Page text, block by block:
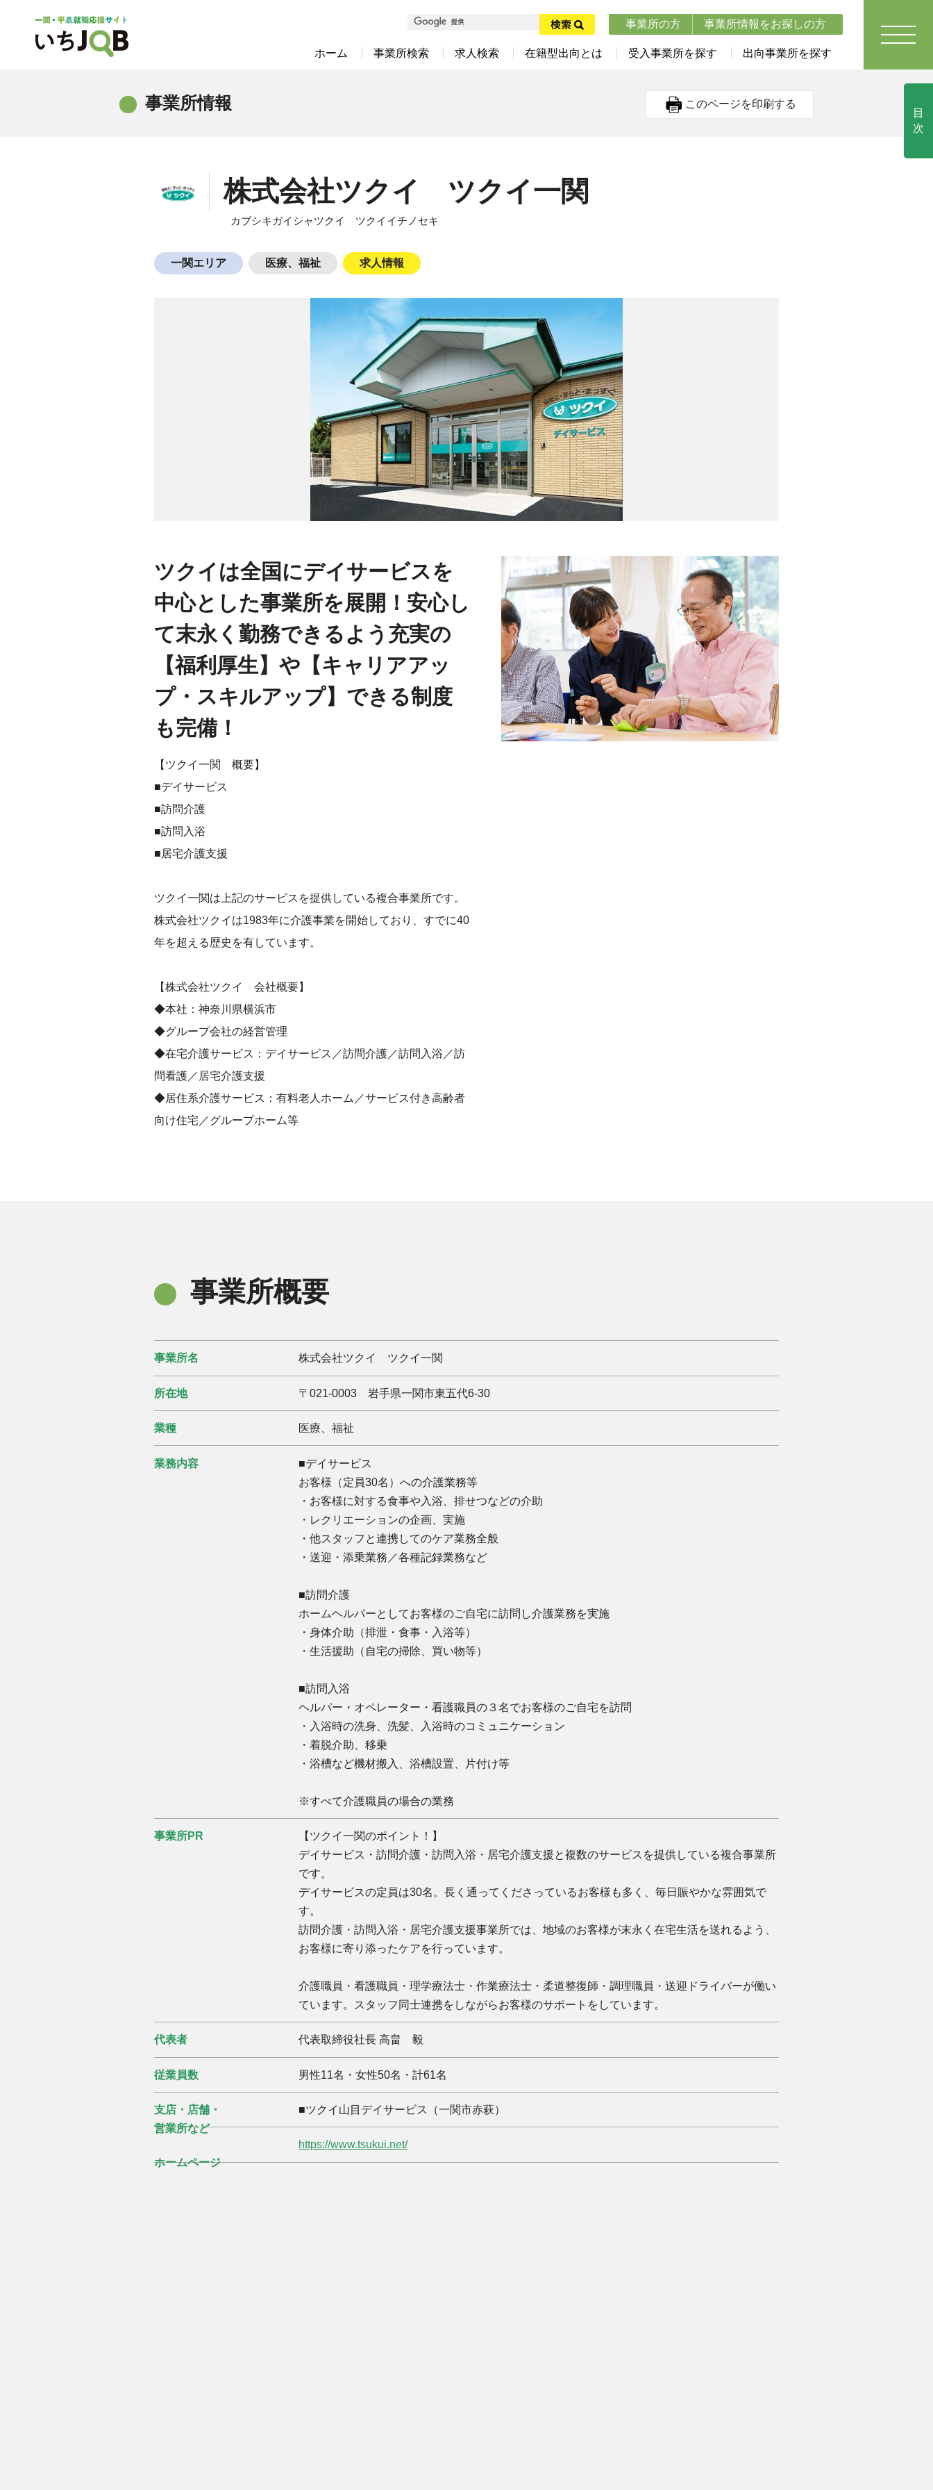
事業所の方 事業所情報をお探しの方
ホーム 事業所検索 求人検索 在籍型出向とは 受入事業所を探す 出向事業所を探す
事業所情報 このページを印刷する
目
次
株式会社ツクイ ツクイ一関
カブシキガイシャツクイ ツクイイチノセキ
一関エリア 医療、福祉 求人情報
ツクイは全国にデイサービスを
中心とした事業所を展開！安心し
て末永く勤務できるよう充実の
【福利厚生】や【キャリアアッ
プ・スキルアップ】できる制度
も完備！
【ツクイ一関 概要】
■デイサービス
■訪問介護
■訪問入浴
■居宅介護支援
ツクイ一関は上記のサービスを提供している複合事業所です。
株式会社ツクイは1983年に介護事業を開始しており、すでに40
年を超える歴史を有しています。
【株式会社ツクイ 会社概要】
◆本社：神奈川県横浜市
◆グループ会社の経営管理
◆在宅介護サービス：デイサービス／訪問介護／訪問入浴／訪
問看護／居宅介護支援
◆居住系介護サービス：有料老人ホーム／サービス付き高齢者
向け住宅／グループホーム等
事業所概要
事業所名 株式会社ツクイ ツクイ一関
所在地 〒021-0003 岩手県一関市東五代6-30
業種 医療、福祉
業務内容
■デイサービス
お客様（定員30名）への介護業務等
・お客様に対する食事や入浴、排せつなどの介助
・レクリエーションの企画、実施
・他スタッフと連携してのケア業務全般
・送迎・添乗業務／各種記録業務など
■訪問介護
ホームヘルパーとしてお客様のご自宅に訪問し介護業務を実施
・身体介助（排泄・食事・入浴等）
・生活援助（自宅の掃除、買い物等）
■訪問入浴
ヘルパー・オペレーター・看護職員の３名でお客様のご自宅を訪問
・入浴時の洗身、洗髪、入浴時のコミュニケーション
・着脱介助、移乗
・浴槽など機材搬入、浴槽設置、片付け等
※すべて介護職員の場合の業務
事業所PR
【ツクイ一関のポイント！】
デイサービス・訪問介護・訪問入浴・居宅介護支援と複数のサービスを提供している複合事業所
です。
デイサービスの定員は30名。長く通ってくださっているお客様も多く、毎日賑やかな雰囲気で
す。
訪問介護・訪問入浴・居宅介護支援事業所では、地域のお客様が末永く在宅生活を送れるよう、
お客様に寄り添ったケアを行っています。
介護職員・看護職員・理学療法士・作業療法士・柔道整復師・調理職員・送迎ドライバーが働い
ています。スタッフ同士連携をしながらお客様のサポートをしています。
代表者 代表取締役社長 高畠 毅
従業員数 男性11名・女性50名・計61名
支店・店舗・
営業所など
■ツクイ山目デイサービス（一関市赤萩）
ホームページ
https://www.tsukui.net/